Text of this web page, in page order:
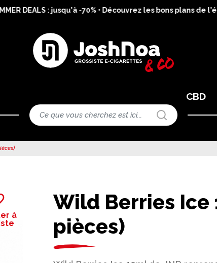
DEALS : jusqu'à -70% • Découvrez les bons plans de
CBD
à
Wild Berries Ice
pièces)